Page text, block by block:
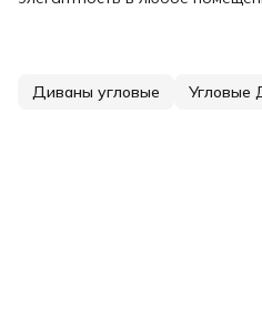
Диваны угловые Угловые